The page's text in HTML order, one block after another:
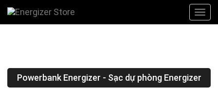
Powerbank Energizer - Sạc dự phòng Energizer